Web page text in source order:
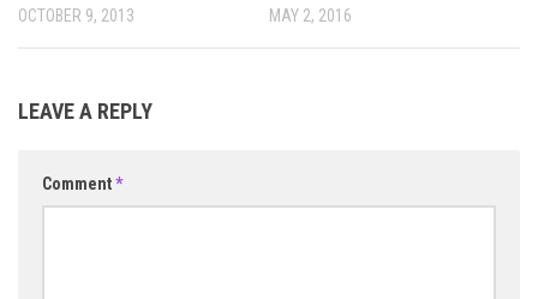
OCTOBER 9, 2013 MAY 2, 2016
LEAVE A REPLY
Comment*